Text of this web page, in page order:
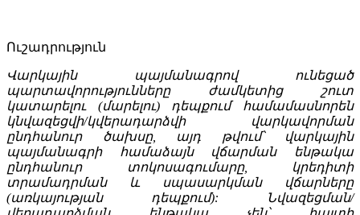
Ուշադրություն
Վարկային պայմանագրով ունեցած
պարտավորությունները ժամկետից շուտ
կատարելու (մարելու) դեպքում համամասնորեն
կնվազեցվի/կվերադարձվի վարկավորման
ընդհանուր ծախսը, այդ թվում՝ վարկային
պայմանագրի համաձայն վճարման ենթակա
ընդհանուր տոկոսագումարը, կրեդիտի
տրամադրման և սպասարկման վճարները
(առկայության դեպքում): Նվազեցման/